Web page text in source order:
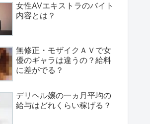
女性AVエキストラのバイト
内容とは？
無修正・モザイクＡＶで女
優のギャラは違うの？給料
に差がでる？
デリヘル嬢の一ヵ月平均の
給与はどれくらい稼げる？